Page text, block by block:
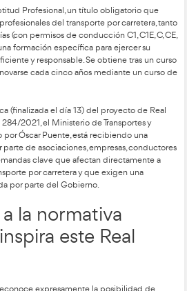
ElClúster Académico del
-integrado porAT Academia
Internacional por Carretera
UniversityyDAC Docencia– alerta
Transportes y Movilidad
(obligatorio cada cinco años)
virtual), se incrementarán las
una severa escasez de personal -
de camión- y se complicará
de Aptitud Profesional, un título
(con permisos de
una formación específica para
eficiente y responsable. Se
renovarse cada cinco años